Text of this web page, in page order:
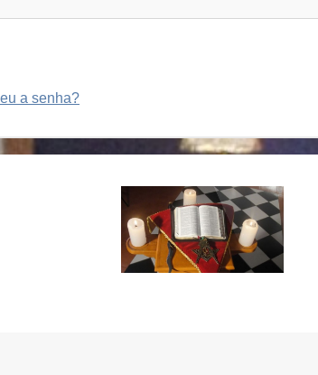
a senha?